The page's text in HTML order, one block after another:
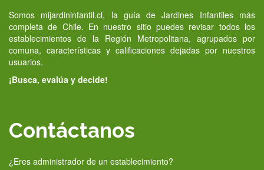
Somos mijardininfantil.cl, la guía de Jardines Infantiles más
completa de Chile. En nuestro sitio puedes revisar todos los
establecimientos de la Región Metropolitana, agrupados por
comuna, características y calificaciones dejadas por nuestros
usuarios.
¡Busca, evalúa y decide!
Contáctanos
¿Eres administrador de un establecimiento?